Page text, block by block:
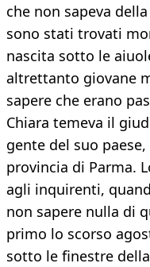
che non sapeva
sono stati trovati
nascita sotto le
altrettanto giovane
sapere che erano
Chiara temeva il
gente del suo
provincia di Parma.
agli inquirenti,
non sapere nulla di
primo lo scorso
sotto le finestre